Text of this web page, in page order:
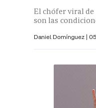
El chófer viral
son las
Daniel Domínguez |